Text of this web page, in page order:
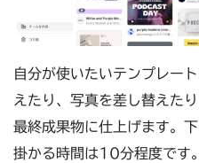
自分が使いたいテンプレー
えたり、写真を差し替えた
最終成果物に仕上げます。
掛かる時間は10分程度です。